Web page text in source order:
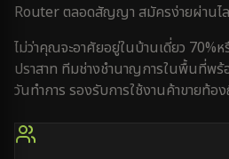
Router ตลอดสัญญา สมัครง่ายผ่านไ
ไม่ว่าคุณจะอาศัยอยู่ในบ้านเดี่ยว 70%ห
ปราสาท ทีมช่างชำนาญการในพื้นที่พร้
วันทำการ รองรับการใช้งานค้าขายท้อ